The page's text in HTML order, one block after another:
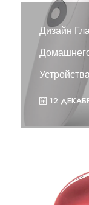
Дизайн
12